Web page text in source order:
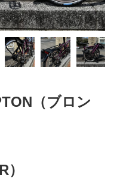
（ブロン
）